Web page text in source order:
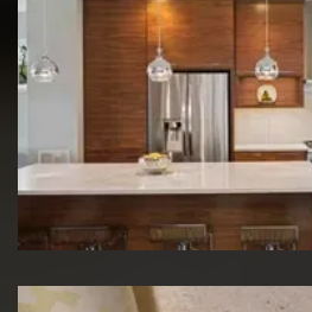
Rénovation de cuisine